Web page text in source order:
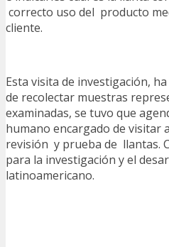
correcto uso del producto
cliente.
Esta visita de investigación,
de recolectar muestras
examinadas, se tuvo que
humano encargado de visitar
revisión y prueba de llantas.
para la investigación y el
latinoamericano.